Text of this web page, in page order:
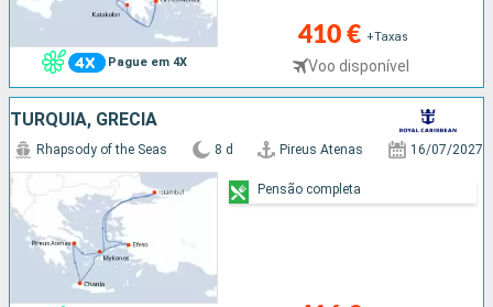
Pague em 4X
410 € +Taxas
Voo disponível
TURQUIA, GRÉCIA
Rhapsody of the Seas 8 d Pireus Atenas 16/07/2027
Pensão completa